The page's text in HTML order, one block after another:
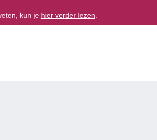
kun je hier verder lezen